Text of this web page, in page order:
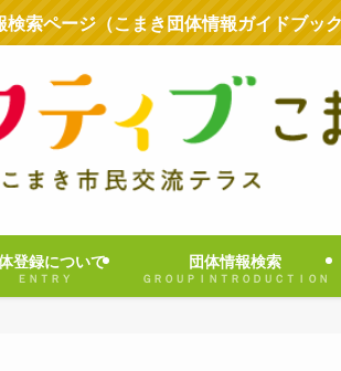
検索ページ（こまき団体情報ガイドブ
登録について
ＥＮＴＲＹ
団体情報検索
ＧＲＯＵＰＩＮＴＲＯＤＵＣＴＩＯＮ